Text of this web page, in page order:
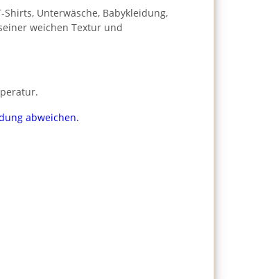
Unterwäsche, Babykleidung,
weichen Textur und
abweichen.